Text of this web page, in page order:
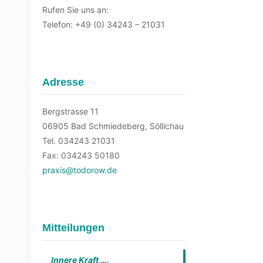
Rufen Sie uns an:
Telefon: +49 (0) 34243 – 21031
Adresse
Bergstrasse 11
06905 Bad Schmiedeberg, Söllichau
Tel. 034243 21031
Fax: 034243 50180
praxis@todorow.de
Mitteilungen
Innere Kraft ….